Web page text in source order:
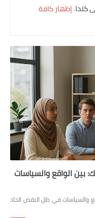
كندا.إظهار كافة
الواقع والسياسات
والسياسات في ظل النقص الحاد